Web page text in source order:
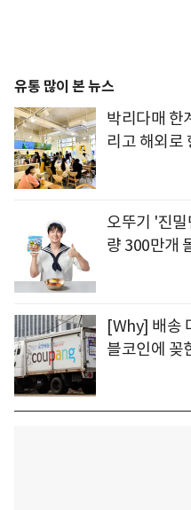
유통 많이 본 뉴스
박리다매 한
리고 해외로
오뚜기 '진
량 300만개
[Why] 배송
블코인에 꽂